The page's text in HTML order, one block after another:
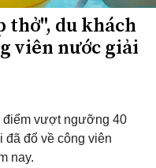
thở", du khách
viên nước giải
điểm vượt ngưỡng 40
đổ về công viên
nay.